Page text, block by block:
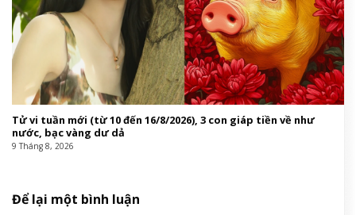
Tử vi tuần mới (từ 10 đến 16/8/2026), 3 con giáp tiền về như
nước, bạc vàng dư dả
9 Tháng 8, 2026
Để lại một bình luận